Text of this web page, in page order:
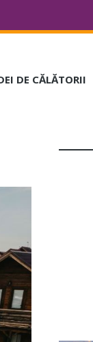
DE CĂLĂTORII